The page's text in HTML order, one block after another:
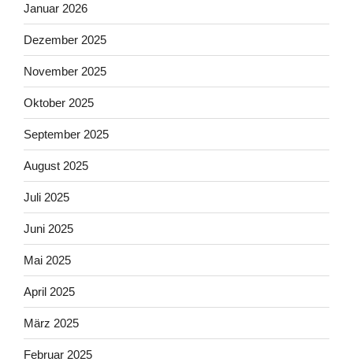
Januar 2026
Dezember 2025
November 2025
Oktober 2025
September 2025
August 2025
Juli 2025
Juni 2025
Mai 2025
April 2025
März 2025
Februar 2025